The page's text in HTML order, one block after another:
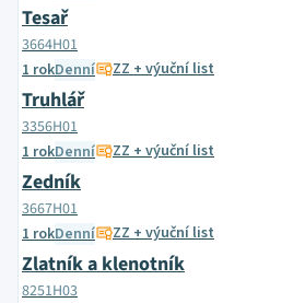
Tesař
3664H01
1 rokDenní ZZ + výuční list
Truhlář
3356H01
1 rokDenní ZZ + výuční list
Zedník
3667H01
1 rokDenní ZZ + výuční list
Zlatník a klenotník
8251H03